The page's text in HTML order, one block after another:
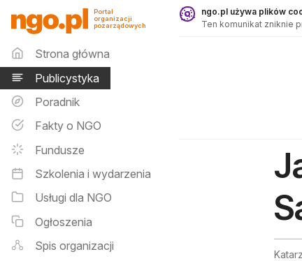
Publicystyka - ngo.pl
Portal
organizacji
pozarządowych
Menu główne
Strona główna
Publicystyka
Poradnik
Fakty o NGO
Fundusze
Szkolenia i wydarzenia
Usługi dla NGO
Ogłoszenia
Spis organizacji
ngo.pl używa plików
Ten komunikat zniknie